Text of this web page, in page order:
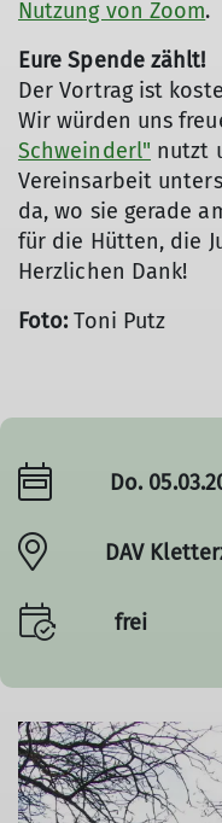
Nutzung von Zoom.
Eure Spende zählt!
Der Vortrag ist
Wir würden uns
Schweinderl" nutzt
Vereinsarbeit
da, wo sie gerade
für die Hütten, die
Herzlichen Dank!
Foto:Toni Putz
Do.
DAV
frei